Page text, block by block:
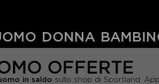
DONNA
OFFERTE
in saldo sullo shop di Sportland.